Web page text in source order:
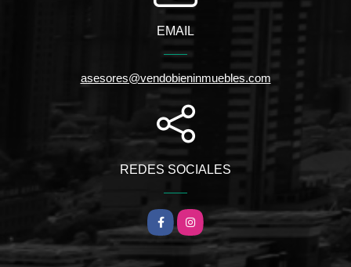
EMAIL
asesores@vendobieninmuebles.com
REDES SOCIALES
FacebookInstagram